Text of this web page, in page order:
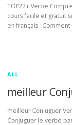
TOP22+ Verbe
cours facile et gratuit
en français :
ALL
meilleur
meilleur Conjuguer
Conjuguer le verbe